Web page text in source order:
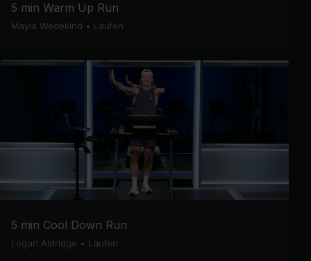
5 min Warm Up Run
Mayla Wedekind • Laufen
5 min Cool Down Run
Logan Aldridge • Laufen